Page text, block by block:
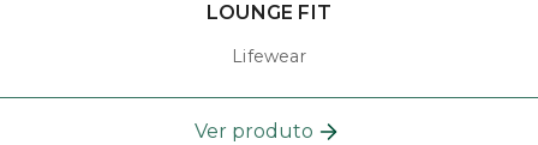
LOUNGE FIT
Lifewear
Ver produto